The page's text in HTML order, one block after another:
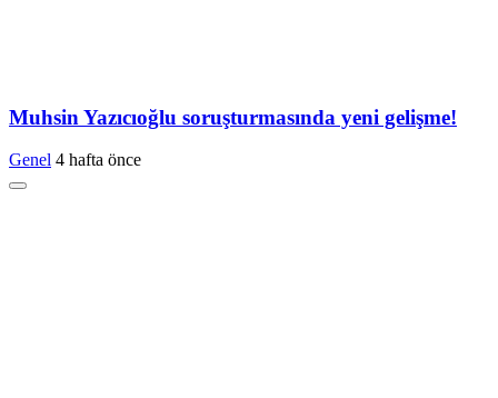
Muhsin Yazıcıoğlu soruşturmasında yeni gelişme!
Genel 4 hafta önce